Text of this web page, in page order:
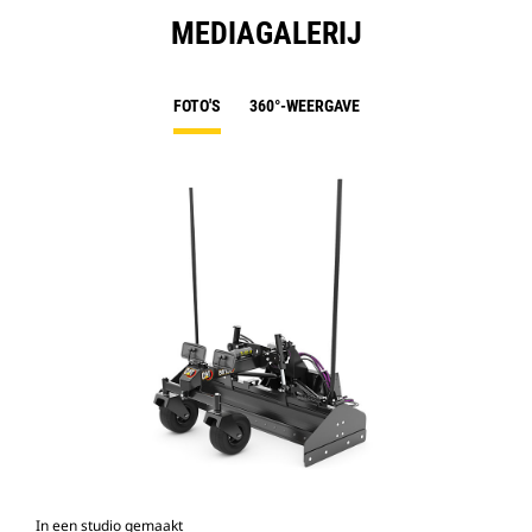
MEDIAGALERIJ
FOTO'S 360°-WEERGAVE
In een studio gemaakt